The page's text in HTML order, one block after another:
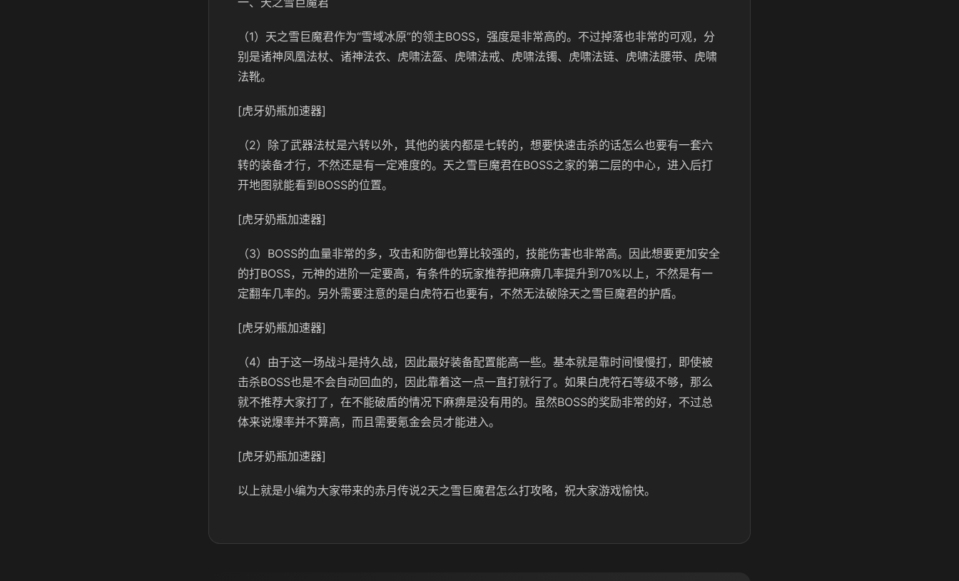
（1）天之雪巨魔君作为“雪域冰原”的领主BOSS，强度是非常高的。不过掉落也非常的可观，分
别是诸神凤凰法杖、诸神法衣、虎啸法盔、虎啸法戒、虎啸法镯、虎啸法链、虎啸法腰带、虎啸
法靴。
[虎牙奶瓶加速器]
（2）除了武器法杖是六转以外，其他的装内都是七转的，想要快速击杀的话怎么也要有一套六
转的装备才行，不然还是有一定难度的。天之雪巨魔君在BOSS之家的第二层的中心，进入后打
开地图就能看到BOSS的位置。
[虎牙奶瓶加速器]
（3）BOSS的血量非常的多，攻击和防御也算比较强的，技能伤害也非常高。因此想要更加安全
的打BOSS，元神的进阶一定要高，有条件的玩家推荐把麻痹几率提升到70%以上，不然是有一
定翻车几率的。另外需要注意的是白虎符石也要有，不然无法破除天之雪巨魔君的护盾。
[虎牙奶瓶加速器]
（4）由于这一场战斗是持久战，因此最好装备配置能高一些。基本就是靠时间慢慢打，即使被
击杀BOSS也是不会自动回血的，因此靠着这一点一直打就行了。如果白虎符石等级不够，那么
就不推荐大家打了，在不能破盾的情况下麻痹是没有用的。虽然BOSS的奖励非常的好，不过总
体来说爆率并不算高，而且需要氪金会员才能进入。
[虎牙奶瓶加速器]
以上就是小编为大家带来的赤月传说2天之雪巨魔君怎么打攻略，祝大家游戏愉快。